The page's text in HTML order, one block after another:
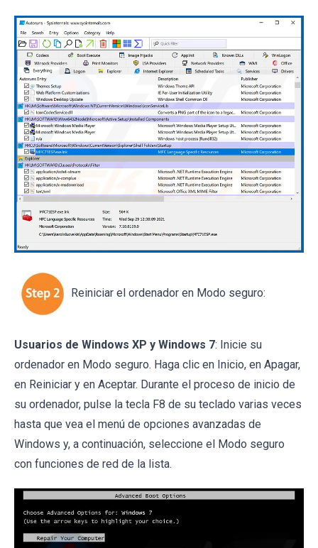
Reiniciar el ordenador en Modo seguro:
Usuarios de Windows XP y Windows 7: Inicie su
ordenador en Modo seguro. Haga clic en Inicio, en Apagar,
en Reiniciar y en Aceptar. Durante el proceso de inicio de
su ordenador, pulse la tecla F8 de su teclado varias veces
hasta que vea el menú de opciones avanzadas de
Windows y, a continuación, seleccione el Modo seguro
con funciones de red de la lista.